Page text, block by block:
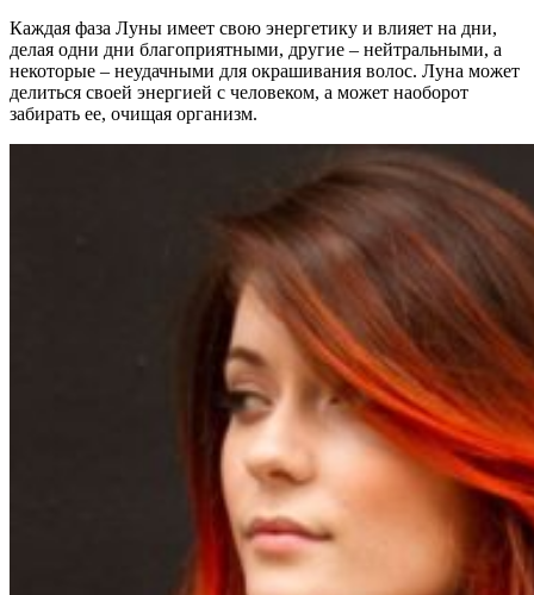
Каждая фаза Луны имеет свою энергетику и влияет на дни,
делая одни дни благоприятными, другие – нейтральными, а
некоторые – неудачными для окрашивания волос. Луна может
делиться своей энергией с человеком, а может наоборот
забирать ее, очищая организм.